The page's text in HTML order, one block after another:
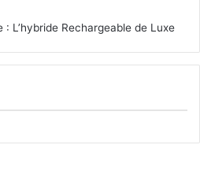
L’hybride Rechargeable de Luxe